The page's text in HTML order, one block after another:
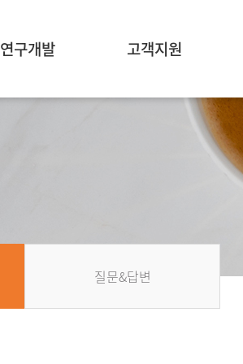
연구개발 고객지원
질문&답변